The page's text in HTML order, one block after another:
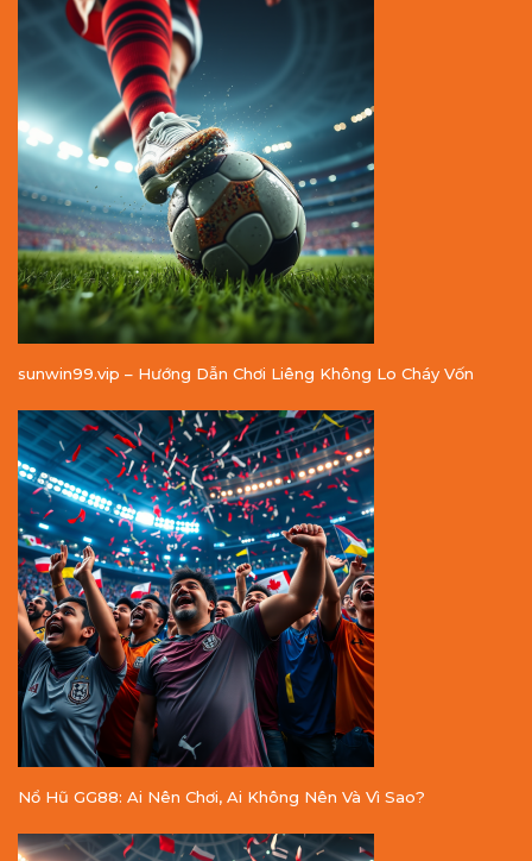
sunwin99.vip – Hướng Dẫn Chơi Liêng Không Lo Cháy Vốn
Nổ Hũ GG88: Ai Nên Chơi, Ai Không Nên Và Vì Sao?